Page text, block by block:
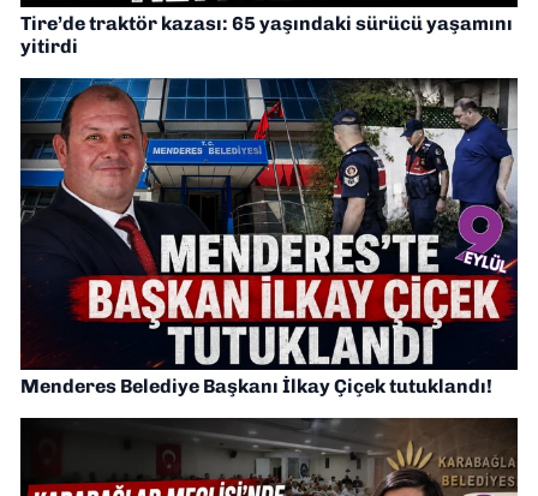
Tire’de traktör kazası: 65 yaşındaki sürücü yaşamını
yitirdi
Menderes Belediye Başkanı İlkay Çiçek tutuklandı!